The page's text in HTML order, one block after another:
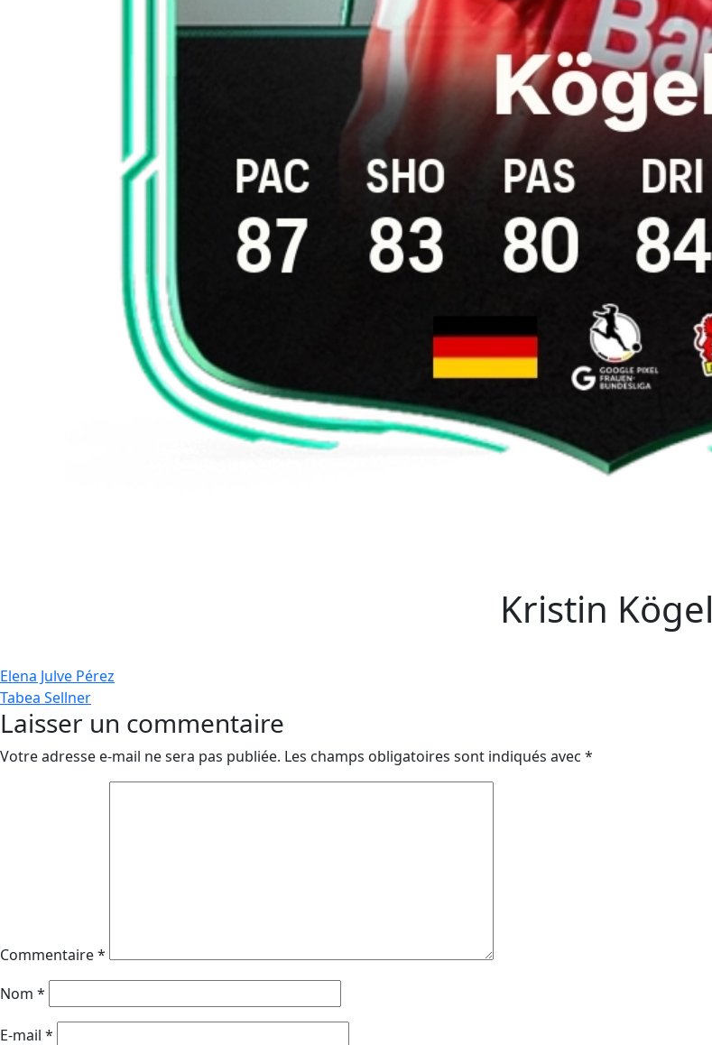
Kristin Kögel
Navigation
de
l’article
Elena Julve Pérez
Tabea Sellner
Laisser un commentaire
Votre adresse e-mail ne sera pas publiée. Les champs obligatoires sont indiqués avec *
Commentaire*
Nom *
E-mail *